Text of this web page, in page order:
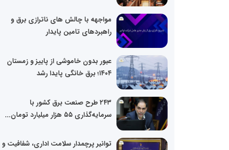
مواجهه با چالش های ناترازی برق و
راهبردهای تامین پایدار
عبور بدون خاموشی از پاییز و زمستان
۱۴۰۴؛ برق خانگی پایدا رشد
۲۴۳ طرح صنعت برق کشور با
سرمایه‌گذاری ۵۵ هزار میلیارد تومان...
توانیر پرچمدار سلامت اداری، شفافیت و